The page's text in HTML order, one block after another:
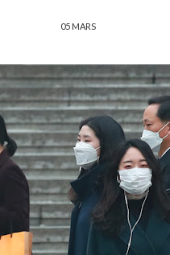
05 MARS